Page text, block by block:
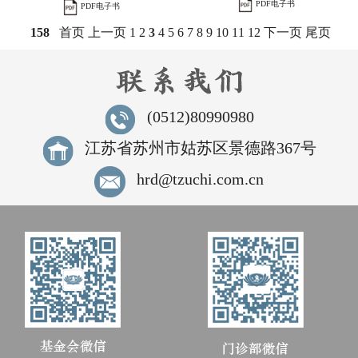
PDF电子书 PDF电子书
158 首页 上一页 1 2 3 4 5 6 7 8 9 10 11 12 下一页 尾页
(0512)80990980
江苏省苏州市姑苏区景德路367号
hrd@tzuchi.com.cn